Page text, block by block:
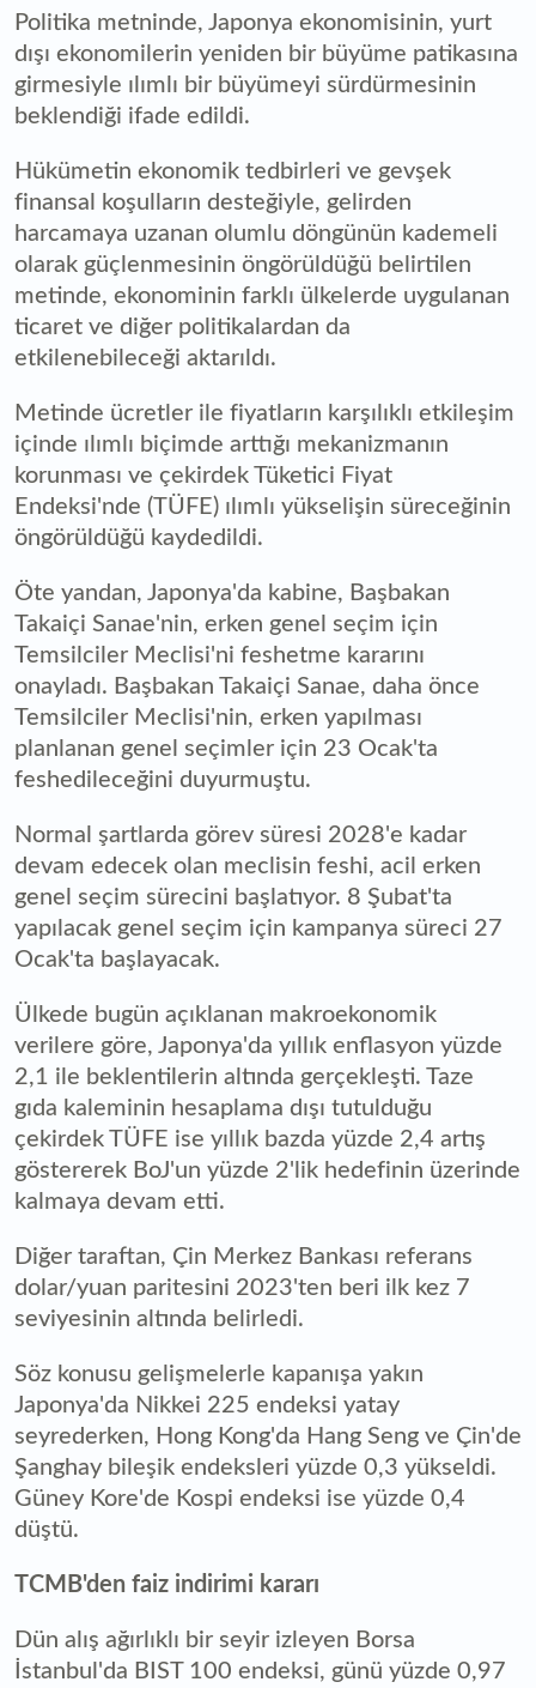
Politika metninde, Japonya ekonomisinin, yurt
dışı ekonomilerin yeniden bir büyüme patikasına
girmesiyle ılımlı bir büyümeyi sürdürmesinin
beklendiği ifade edildi.
Hükümetin ekonomik tedbirleri ve gevşek
finansal koşulların desteğiyle, gelirden
harcamaya uzanan olumlu döngünün kademeli
olarak güçlenmesinin öngörüldüğü belirtilen
metinde, ekonominin farklı ülkelerde uygulanan
ticaret ve diğer politikalardan da
etkilenebileceği aktarıldı.
Metinde ücretler ile fiyatların karşılıklı etkileşim
içinde ılımlı biçimde arttığı mekanizmanın
korunması ve çekirdek Tüketici Fiyat
Endeksi'nde (TÜFE) ılımlı yükselişin süreceğinin
öngörüldüğü kaydedildi.
Öte yandan, Japonya'da kabine, Başbakan
Takaiçi Sanae'nin, erken genel seçim için
Temsilciler Meclisi'ni feshetme kararını
onayladı. Başbakan Takaiçi Sanae, daha önce
Temsilciler Meclisi'nin, erken yapılması
planlanan genel seçimler için 23 Ocak'ta
feshedileceğini duyurmuştu.
Normal şartlarda görev süresi 2028'e kadar
devam edecek olan meclisin feshi, acil erken
genel seçim sürecini başlatıyor. 8 Şubat'ta
yapılacak genel seçim için kampanya süreci 27
Ocak'ta başlayacak.
Ülkede bugün açıklanan makroekonomik
verilere göre, Japonya'da yıllık enflasyon yüzde
2,1 ile beklentilerin altında gerçekleşti. Taze
gıda kaleminin hesaplama dışı tutulduğu
çekirdek TÜFE ise yıllık bazda yüzde 2,4 artış
göstererek BoJ'un yüzde 2'lik hedefinin üzerinde
kalmaya devam etti.
Diğer taraftan, Çin Merkez Bankası referans
dolar/yuan paritesini 2023'ten beri ilk kez 7
seviyesinin altında belirledi.
Söz konusu gelişmelerle kapanışa yakın
Japonya'da Nikkei 225 endeksi yatay
seyrederken, Hong Kong'da Hang Seng ve Çin'de
Şanghay bileşik endeksleri yüzde 0,3 yükseldi.
Güney Kore'de Kospi endeksi ise yüzde 0,4
düştü.
TCMB'den faiz indirimi kararı
Dün alış ağırlıklı bir seyir izleyen Borsa
İstanbul'da BIST 100 endeksi, günü yüzde 0,97